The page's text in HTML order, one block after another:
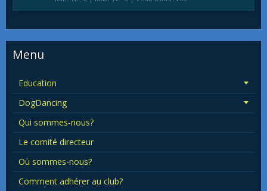
Menu
Education
DogDancing
Qui sommes-nous?
Le comité directeur
Où sommes-nous?
Comment adhérer au club?